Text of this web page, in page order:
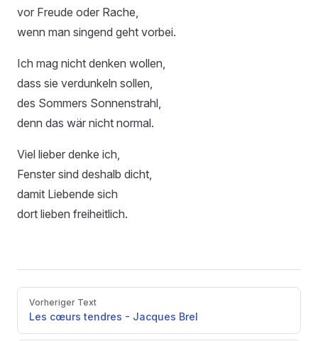
vor Freude oder Rache,
wenn man singend geht vorbei.
Ich mag nicht denken wollen,
dass sie verdunkeln sollen,
des Sommers Sonnenstrahl,
denn das wär nicht normal.
Viel lieber denke ich,
Fenster sind deshalb dicht,
damit Liebende sich
dort lieben freiheitlich.
Pager
Vorheriger Text
Les cœurs tendres - Jacques Brel